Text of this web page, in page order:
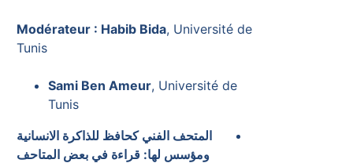
Modérateur : Habib Bida, Université de
Tunis
Sami Ben Ameur, Université de
Tunis
المتحف الفني كحافظ للذاكرة الانسانية
ومؤسس لها: قراءة في بعض المتاحف